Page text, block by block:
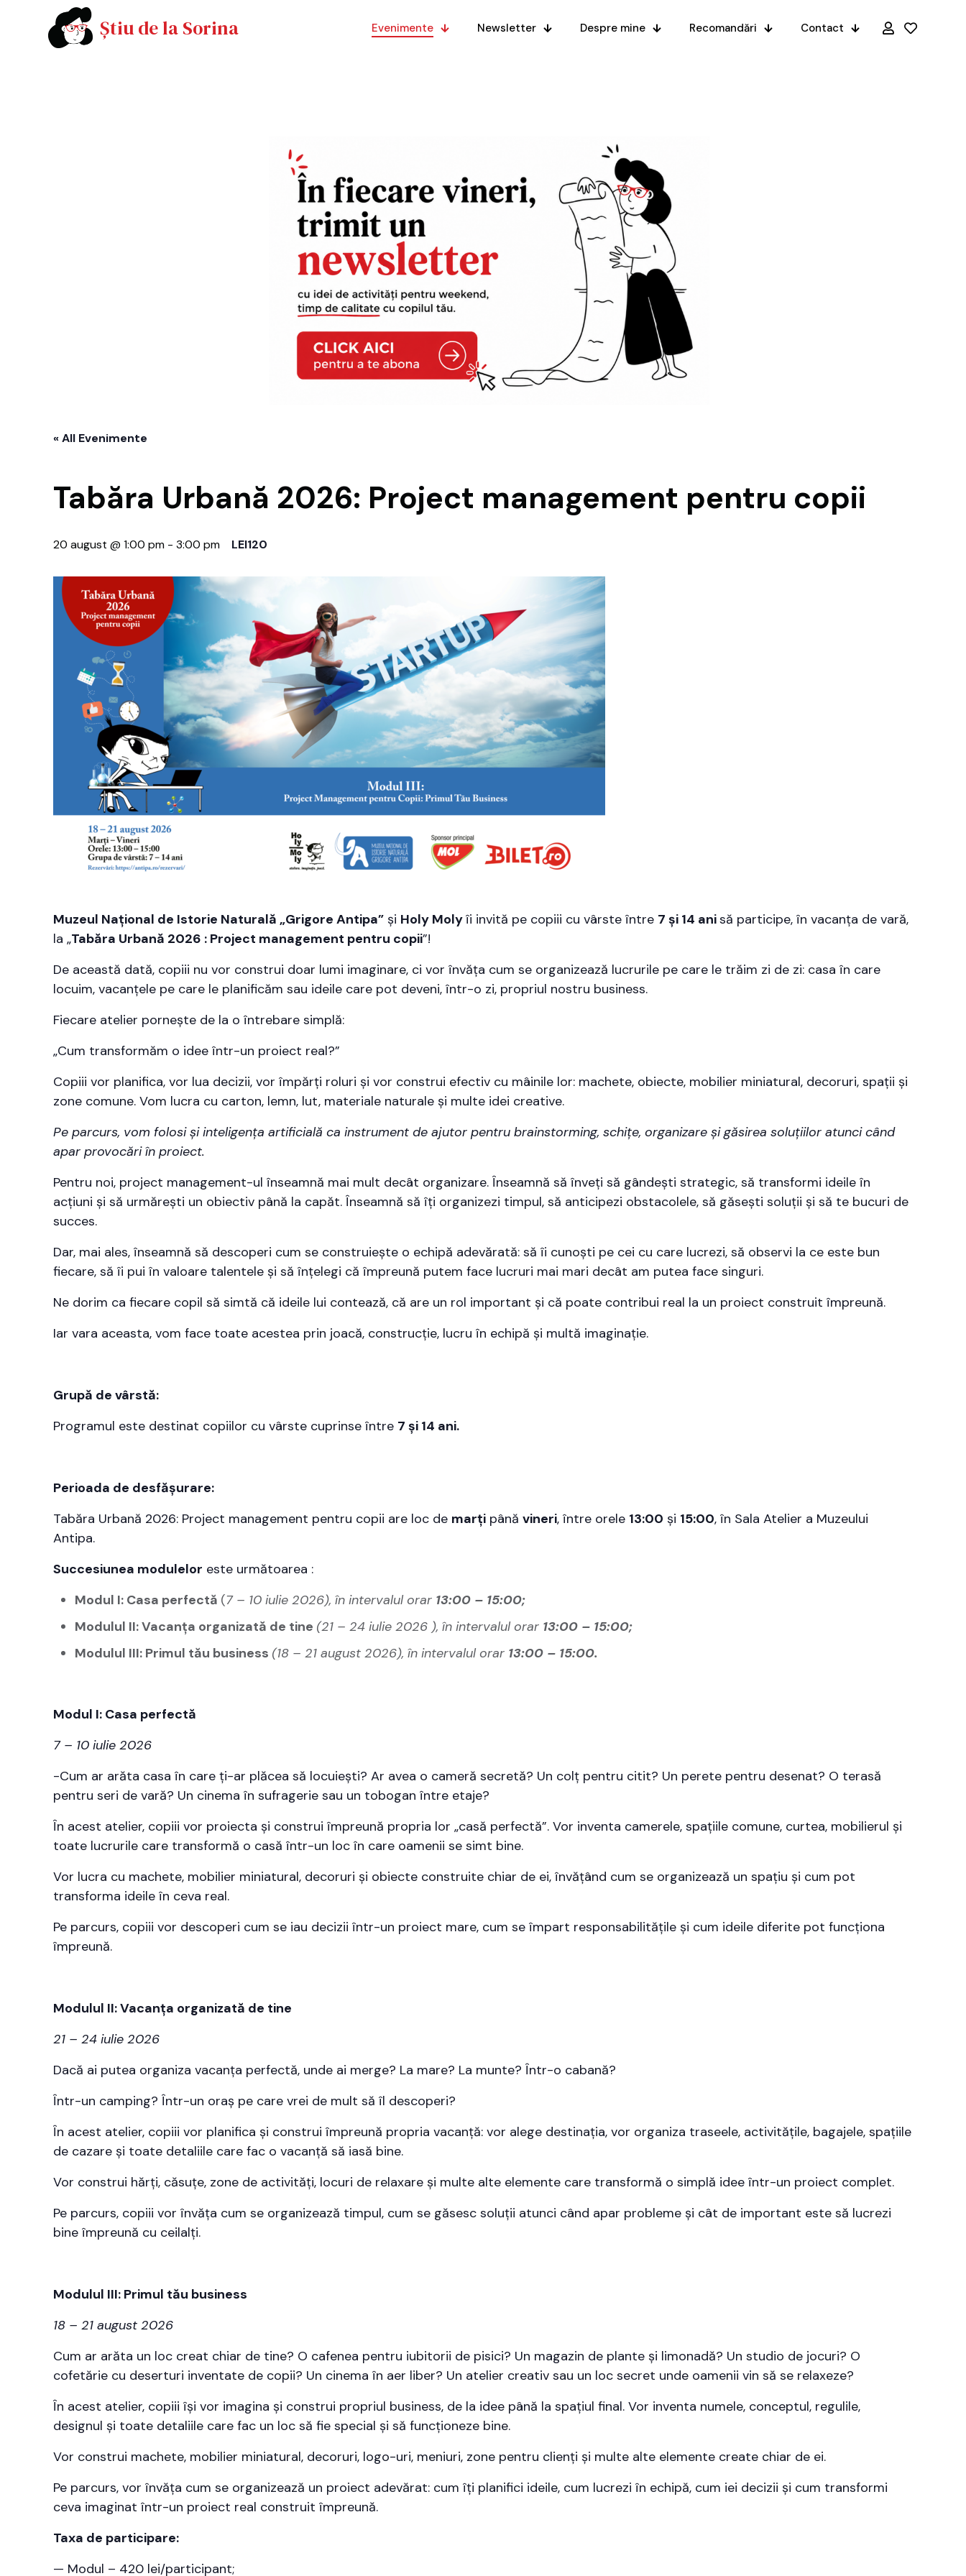
Știu de la Sorina Evenimente Newsletter Despre mine Recomandări Contact
« All Evenimente
Tabăra Urbană 2026: Project management pentru copii
20 august @ 1:00 pm -3:00 pm LEI120
Muzeul Național de Istorie Naturală „Grigore Antipa” și Holy Molyîi invită pe copiii cu vârste între 7 și 14 anisă participe, în vacanța de vară,
la „Tabăra Urbană 2026 : Project management pentru copii”!
De această dată, copiii nu vor construi doar lumi imaginare, ci vor învăța cum se organizează lucrurile pe care le trăim zi de zi: casa în care
locuim, vacanțele pe care le planificăm sau ideile care pot deveni, într-o zi, propriul nostru business.
Fiecare atelier pornește de la o întrebare simplă:
„Cum transformăm o idee într-un proiect real?”
Copiii vor planifica, vor lua decizii, vor împărți roluri și vor construi efectiv cu mâinile lor: machete, obiecte, mobilier miniatural, decoruri, spații și
zone comune. Vom lucra cu carton, lemn, lut, materiale naturale și multe idei creative.
Pe parcurs, vom folosi și inteligența artificială ca instrument de ajutor pentru brainstorming, schițe, organizare și găsirea soluțiilor atunci când
apar provocări în proiect.
Pentru noi, project management-ul înseamnă mai mult decât organizare. Înseamnă să înveți să gândești strategic, să transformi ideile în
acțiuni și să urmărești un obiectiv până la capăt. Înseamnă să îți organizezi timpul, să anticipezi obstacolele, să găsești soluții și să te bucuri de
succes.
Dar, mai ales, înseamnă să descoperi cum se construiește o echipă adevărată: să îi cunoști pe cei cu care lucrezi, să observi la ce este bun
fiecare, să îi pui în valoare talentele și să înțelegi că împreună putem face lucruri mai mari decât am putea face singuri.
Ne dorim ca fiecare copil să simtă că ideile lui contează, că are un rol important și că poate contribui real la un proiect construit împreună.
Iar vara aceasta, vom face toate acestea prin joacă, construcție, lucru în echipă și multă imaginație.
Grupă de vârstă:
Programul este destinat copiilor cu vârste cuprinse între 7 și 14 ani.
Perioada de desfășurare:
Tabăra Urbană 2026: Project management pentru copii are loc de marți pânăvineri, între orele 13:00 și 15:00, în Sala Atelier a Muzeului
Antipa.
Succesiunea modulelor este următoarea :
Modul I: Casa perfectă (7 – 10 iulie 2026), în intervalul orar 13:00 – 15:00;
Modulul II: Vacanța organizată de tine (21 – 24 iulie 2026 ), în intervalul orar 13:00 – 15:00;
Modulul III: Primul tău business (18 – 21 august 2026), în intervalul orar 13:00 – 15:00.
Modul I: Casa perfectă
7 – 10 iulie 2026
-Cum ar arăta casa în care ți-ar plăcea să locuiești? Ar avea o cameră secretă? Un colț pentru citit? Un perete pentru desenat? O terasă
pentru seri de vară? Un cinema în sufragerie sau un tobogan între etaje?
În acest atelier, copiii vor proiecta și construi împreună propria lor „casă perfectă”. Vor inventa camerele, spațiile comune, curtea, mobilierul și
toate lucrurile care transformă o casă într-un loc în care oamenii se simt bine.
Vor lucra cu machete, mobilier miniatural, decoruri și obiecte construite chiar de ei, învățând cum se organizează un spațiu și cum pot
transforma ideile în ceva real.
Pe parcurs, copiii vor descoperi cum se iau decizii într-un proiect mare, cum se împart responsabilitățile și cum ideile diferite pot funcționa
împreună.
Modulul II: Vacanța organizată de tine
21 – 24 iulie 2026
Dacă ai putea organiza vacanța perfectă, unde ai merge? La mare? La munte? Într-o cabană?
Într-un camping? Într-un oraș pe care vrei de mult să îl descoperi?
În acest atelier, copiii vor planifica și construi împreună propria vacanță: vor alege destinația, vor organiza traseele, activitățile, bagajele, spațiile
de cazare și toate detaliile care fac o vacanță să iasă bine.
Vor construi hărți, căsuțe, zone de activități, locuri de relaxare și multe alte elemente care transformă o simplă idee într-un proiect complet.
Pe parcurs, copiii vor învăța cum se organizează timpul, cum se găsesc soluții atunci când apar probleme și cât de important este să lucrezi
bine împreună cu ceilalți.
Modulul III: Primul tău business
18 – 21 august 2026
Cum ar arăta un loc creat chiar de tine? O cafenea pentru iubitorii de pisici? Un magazin de plante și limonadă? Un studio de jocuri? O
cofetărie cu deserturi inventate de copii? Un cinema în aer liber? Un atelier creativ sau un loc secret unde oamenii vin să se relaxeze?
În acest atelier, copiii își vor imagina și construi propriul business, de la idee până la spațiul final. Vor inventa numele, conceptul, regulile,
designul și toate detaliile care fac un loc să fie special și să funcționeze bine.
Vor construi machete, mobilier miniatural, decoruri, logo-uri, meniuri, zone pentru clienți și multe alte elemente create chiar de ei.
Pe parcurs, vor învăța cum se organizează un proiect adevărat: cum îți planifici ideile, cum lucrezi în echipă, cum iei decizii și cum transformi
ceva imaginat într-un proiect real construit împreună.
Taxa de participare:
— Modul – 420 lei/participant;